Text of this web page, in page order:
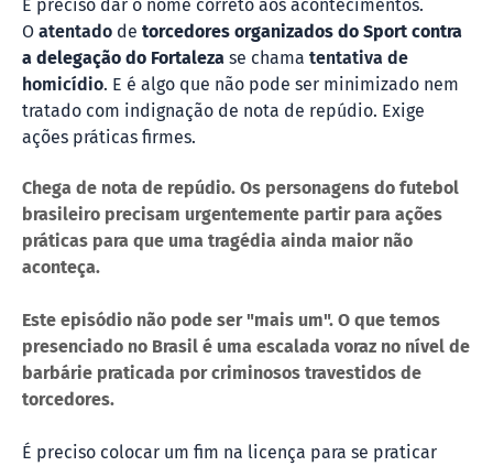
É preciso dar o nome correto aos acontecimentos.
O atentado de torcedores organizados do Sport contra
a delegação do Fortaleza se chama tentativa de
homicídio. E é algo que não pode ser minimizado nem
tratado com indignação de nota de repúdio. Exige
ações práticas firmes.
Chega de nota de repúdio. Os personagens do futebol
brasileiro precisam urgentemente partir para ações
práticas para que uma tragédia ainda maior não
aconteça.
Este episódio não pode ser "mais um". O que temos
presenciado no Brasil é uma escalada voraz no nível de
barbárie praticada por criminosos travestidos de
torcedores.
É preciso colocar um fim na licença para se praticar